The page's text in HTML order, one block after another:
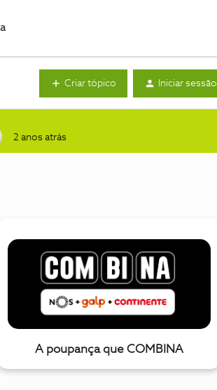
Criar tópico Iniciar sessão
2 anos atrás
A poupança que COMBINA